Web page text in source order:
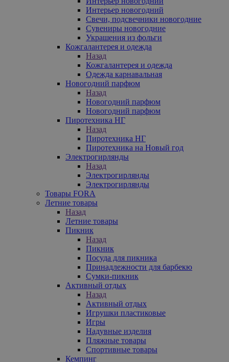
Интерьер новогодний
Свечи, подсвечники новогодние
Сувениры новогодние
Украшения из фольги
Кожгалантерея и одежда
Назад
Кожгалантерея и одежда
Одежда карнавальная
Новогодний парфюм
Назад
Новогодний парфюм
Новогодний парфюм
Пиротехника НГ
Назад
Пиротехника НГ
Пиротехника на Новый год
Электрогирлянды
Назад
Электрогирлянды
Электрогирлянды
Товары FORA
Летние товары
Назад
Летние товары
Пикник
Назад
Пикник
Посуда для пикника
Принадлежности для барбекю
Сумки-пикник
Активный отдых
Назад
Активный отдых
Игрушки пластиковые
Игры
Надувные изделия
Пляжные товары
Спортивные товары
Кемпинг